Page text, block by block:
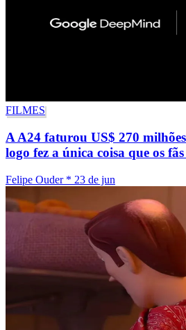
FILMES
A A24 faturou US$ 270
logo fez a única coisa que os
Felipe Ouder * 23 de jun